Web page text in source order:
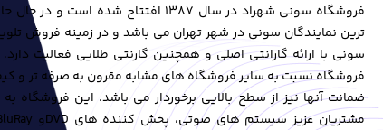
فروشگاه سونی شهراد در سال ۱۳۸۷ افتتاح شده
ترین نمایندگان سونی در شهر تهران می باشد و در زمینه فروش
سونی با ارائه گارانتی اصلی و همچنین گارنتی طلایی فعالیت
فروشگاه نسبت به سایر فروشگاه های مشابه مقرون به صرفه تر و
ضمانت آنها نیز از سطح بالایی برخوردار می باشد. این فروشگاه